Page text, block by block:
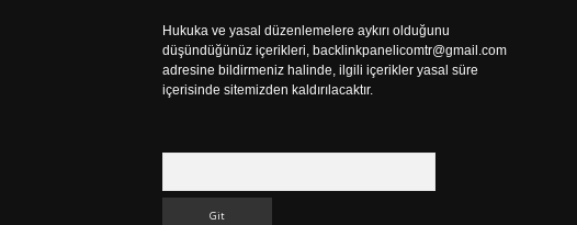
Hukuka ve yasal düzenlemelere aykırı olduğunu
düşündüğünüz içerikleri, backlinkpanelicomtr@gmail.com
adresine bildirmeniz halinde, ilgili içerikler yasal süre
içerisinde sitemizden kaldırılacaktır.